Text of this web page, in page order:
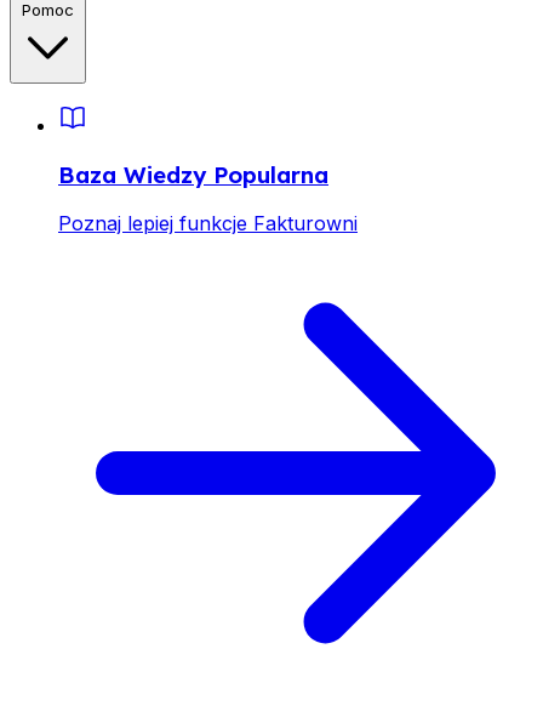
Baza Wiedzy Popularna
Poznaj lepiej funkcje Fakturowni